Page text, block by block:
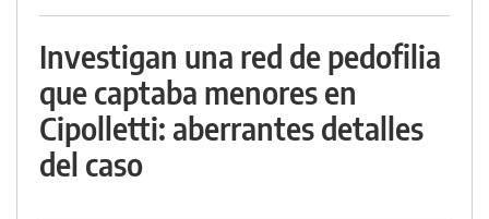
Investigan una red de pedofilia
que captaba menores en
Cipolletti: aberrantes detalles
del caso